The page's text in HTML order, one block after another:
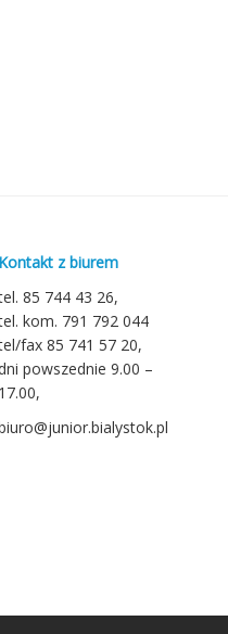
Kontakt z biurem
85 744 43 26,
kom. 791 792 044
fax 85 741 57 20,
powszednie 9.00 –
17.00,